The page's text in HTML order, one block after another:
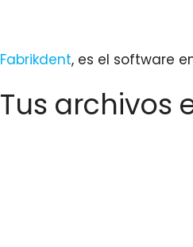
Fabrikdent, es el software
Tus archivos